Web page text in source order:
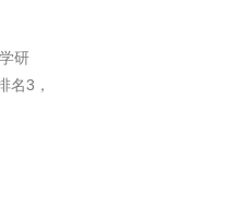
研
名3，